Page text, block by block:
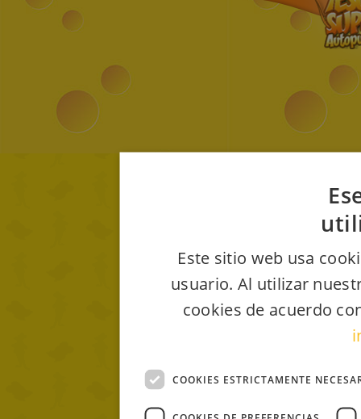
Este sitio web usa
usuario. Al utilizar
cookies de acuerdo
COOKIES ESTRICTAMENTE